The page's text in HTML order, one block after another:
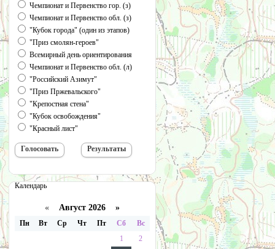
Чемпионат и Первенство гор. (з)
Чемпионат и Первенство обл. (з)
"Кубок города" (один из этапов)
"Приз смолян-героев"
Всемирный день ориентирования
Чемпионат и Первенство обл. (л)
"Российский Азимут"
"Приз Пржевальского"
"Крепостная стена"
"Кубок освобождения"
"Красный лист"
Календарь
« Август 2026 »
Пн Вт Ср Чт Пт Сб
Вс
1
2